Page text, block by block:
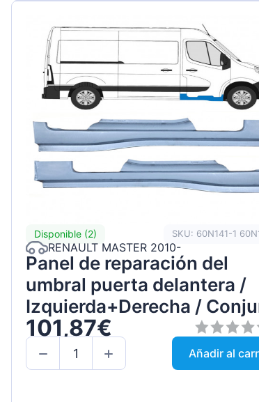
Disponible (2) SKU: 60N141-1
RENAULT MASTER 2010-
Panel de reparación del
umbral puerta delantera /
Izquierda+Derecha /
101,87€
Añadir al